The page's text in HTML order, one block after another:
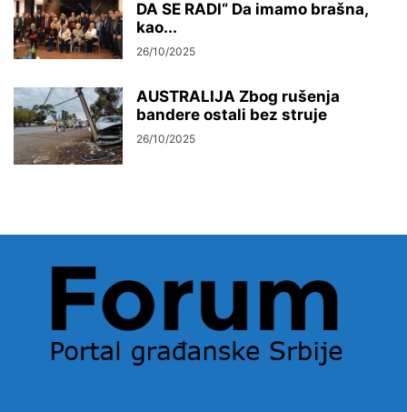
DA SE RADI“ Da imamo brašna,
kao...
26/10/2025
AUSTRALIJA Zbog rušenja
bandere ostali bez struje
26/10/2025